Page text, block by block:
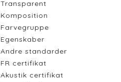
Transparent
Komposition
Farvegruppe
Egenskaber
Andre standarder
FR certifikat
Akustik certifikat